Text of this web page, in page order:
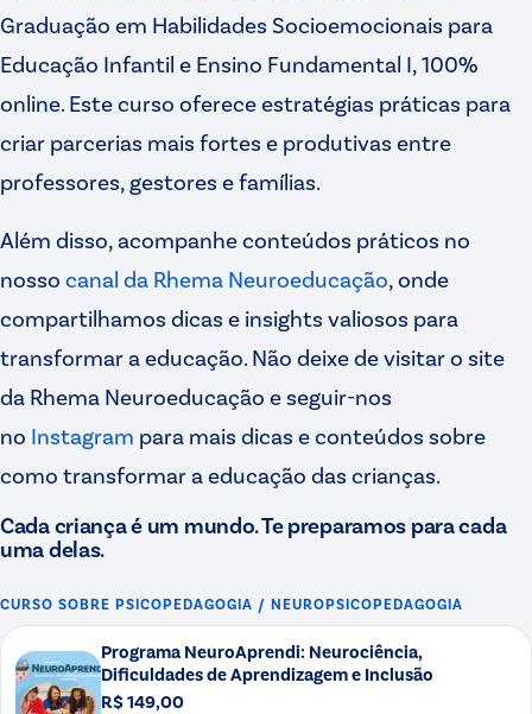
Graduação em Habilidades Socioemocionais para
Educação Infantil e Ensino Fundamental I, 100%
online. Este curso oferece estratégias práticas para
criar parcerias mais fortes e produtivas entre
professores, gestores e famílias.
Além disso, acompanhe conteúdos práticos no
nosso canal da Rhema Neuroeducação , onde
compartilhamos dicas e insights valiosos para
transformar a educação. Não deixe de visitar o site
da Rhema Neuroeducação e seguir-nos
no Instagram para mais dicas e conteúdos sobre
como transformar a educação das crianças.
Cada criança é um mundo. Te preparamos para cada
uma delas.
CURSO SOBRE PSICOPEDAGOGIA / NEUROPSICOPEDAGOGIA
Programa NeuroAprendi: Neurociência,
Dificuldades de Aprendizagem e Inclusão
R$ 149,00